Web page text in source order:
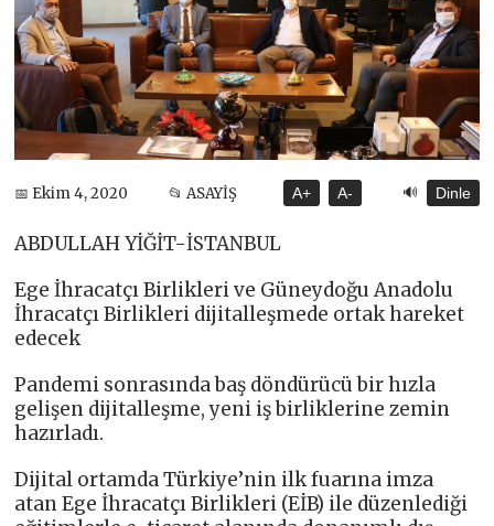
📅 Ekim 4, 2020 📂 ASAYİŞ A+ A- 🔊 Dinle
ABDULLAH YİĞİT-İSTANBUL
Ege İhracatçı Birlikleri ve Güneydoğu Anadolu
İhracatçı Birlikleri dijitalleşmede ortak hareket
edecek
Pandemi sonrasında baş döndürücü bir hızla
gelişen dijitalleşme, yeni iş birliklerine zemin
hazırladı.
Dijital ortamda Türkiye’nin ilk fuarına imza
atan Ege İhracatçı Birlikleri (EİB) ile düzenlediği